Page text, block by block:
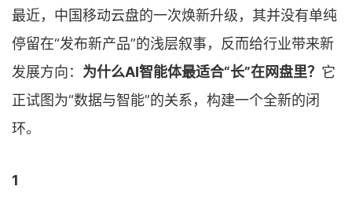
最近，中国移动云盘的一次焕新升级，其并没有单纯
停留在“发布新产品”的浅层叙事，反而给行业带来新
发展方向： 为什么AI智能体最适合“长”在网盘里？ 它
正试图为“数据与智能”的关系，构建一个全新的闭
环。
1